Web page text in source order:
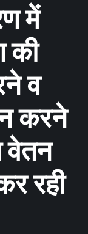
में
की
व
करने
वेतन
रही